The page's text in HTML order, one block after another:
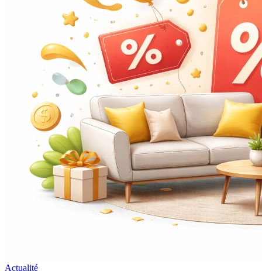
Actualité